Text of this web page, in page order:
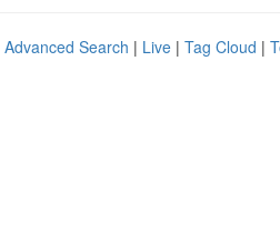
Advanced Search | Live | Tag Cloud |